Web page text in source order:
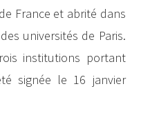
France et abrité dans
universités de Paris.
institutions portant
signée le 16 janvier